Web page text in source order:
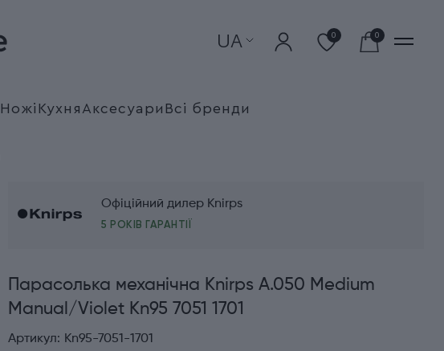
UA 0 0
Ножі Кухня Аксесуари Всі бренди
Офіційний дилер Knirps
5 РОКІВ ГАРАНТІЇ
Парасолька механічна Knirps A.050 Medium
Manual/Violet Kn95 7051 1701
Артикул: Kn95-7051-1701